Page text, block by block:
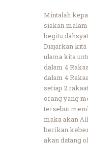
Mintalah
siakan malam
begitu
Diajarkan kita
ulama kita
dalam 4
dalam 4
setiap 2
orang yang
tersebut
maka akan
berikan
akan datang